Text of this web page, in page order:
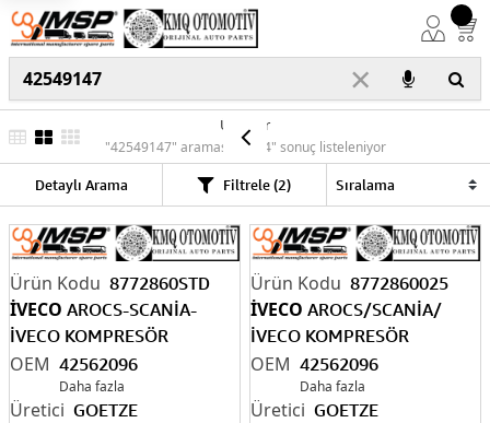
×
Ürünler
"42549147" araması için "4" sonuç listeleniyor
Detaylı Arama Filtrele (2)
8772860STD
42562096
Daha fazla
İVECO AROCS-SCANİA-
İVECO KOMPRESÖR
PİSTONU Ø86 MM
42562096/425
GOETZE
8772860025
42562096
Daha fazla
İVECO AROCS/SCANİA/
İVECO KOMPRESÖR
PİSTONU Ø86,25
42562096/425
GOETZE